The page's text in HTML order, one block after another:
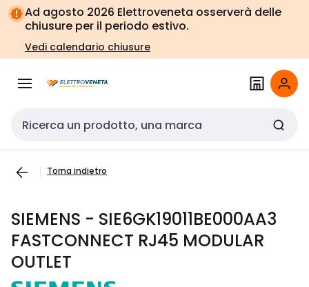
Vai alla
navigazione
Vai
alla
pagina
Ad agosto 2026 Elettroveneta osserverà delle
chiusure per il periodo estivo.
Vedi calendario chiusure
Cerca input
Torna indietro
SIEMENS - SIE6GK19011BE000AA3
FASTCONNECT RJ45 MODULAR
OUTLET